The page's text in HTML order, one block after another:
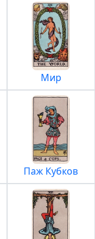
Мир
Паж Кубков